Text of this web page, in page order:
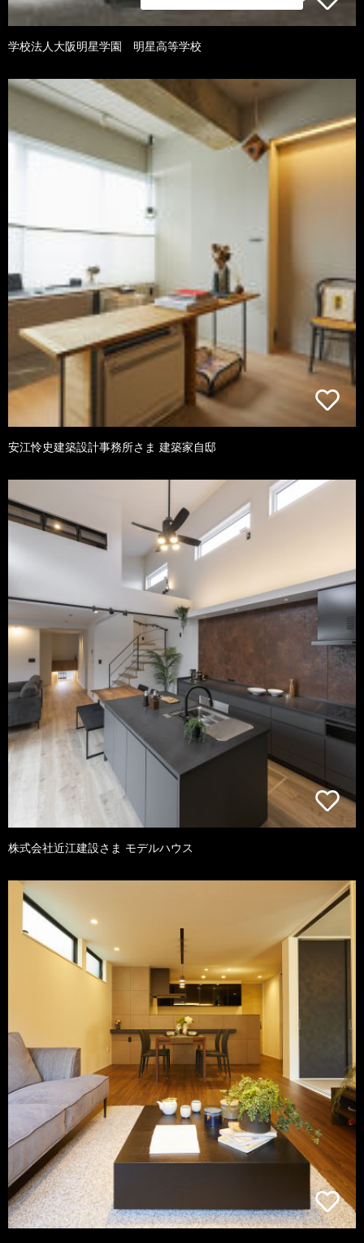
学校法人大阪明星学園 明星高等学校
安江怜史建築設計事務所さま 建築家自邸
株式会社近江建設さま モデルハウス